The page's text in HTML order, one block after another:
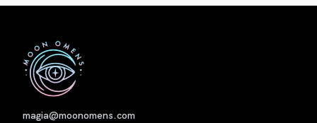
magia@moonomens.com
Nome